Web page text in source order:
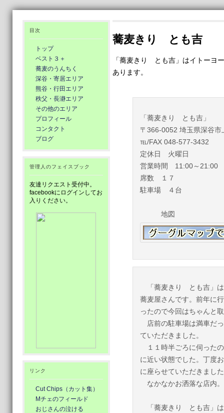
目次
トップ
ベスト３＋
蕎麦のうんちく
深谷・寄居エリア
熊谷・行田エリア
秩父・長瀞エリア
その他のエリア
プロフィール
コンタクト
ブログ
管理人のフェイスブック
友達リクエスト受付中。
facebookにログインしてお
入りください。
リンク
Cut Chips（カット集）
Mチェのフィールド
おじさんの泣ける
蕎麦きり とも吉
「蕎麦きり とも吉」はイトーヨ
あります。
「蕎麦きり とも吉」
〒366-0052 埼玉県深谷市
℡/FAX 048-577-3432
定休日 火曜日
営業時間 11:00～21:00
席数 １７
駐車場 ４台
地図
「蕎麦きり とも吉」は
蕎麦屋さんです。前年に
ったので今回はちゃんと
店前の駐車場は満車だ
ていただきました。
１１時半ごろに伺った
に近い状態でした。丁度
に座らせていただきまし
なかなかお洒落な店内
「蕎麦きり とも吉」は